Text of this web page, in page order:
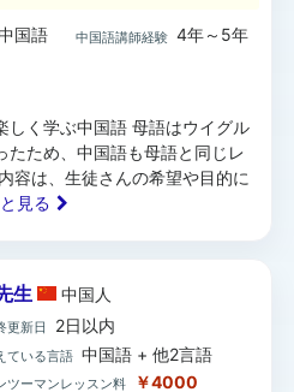
国語 中国語講師経験 4年～5年
しく学ぶ中国語 母語はウイグル
たため、中国語も母語と同じレ
容は、生徒さんの希望や目的に
見る
生 中国 人
更新日 2日以内
ている言語 中国語 + 他2言語
ツーマンレッスン料 ￥4000